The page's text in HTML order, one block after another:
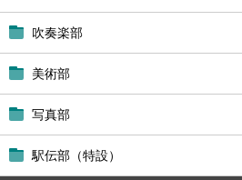
吹奏楽部
美術部
写真部
駅伝部（特設）